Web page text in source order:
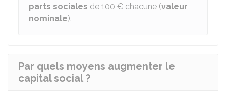
parts sociales de 100 € chacune (valeur
nominale).
Par quels moyens augmenter le
capital social ?